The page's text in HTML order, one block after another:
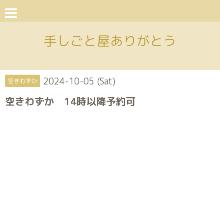
手しごと屋ありがとう
空きわずか 2024-10-05 (Sat)
空きわずか 14時以降予約可